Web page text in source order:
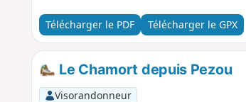
Télécharger le PDF Télécharger le GPX
Le Chamort depuis Pezou
Visorandonneur